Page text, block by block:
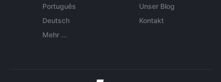
Português
Deutsch
Mehr ...
Unser Blog
Kontakt